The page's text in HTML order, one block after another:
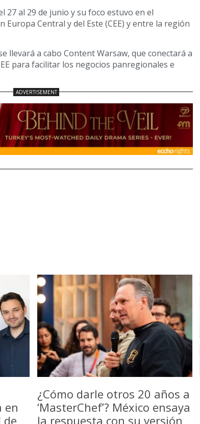
27 al 29 de junio y su foco estuvo en el
Europa Central y del Este (CEE) y entre la región
llevará a cabo Content Warsaw, que conectará a
para facilitar los negocios panregionales e
en
¿Cómo darle otros 20 años a
‘MasterChef’? México ensaya
la respuesta con su versión